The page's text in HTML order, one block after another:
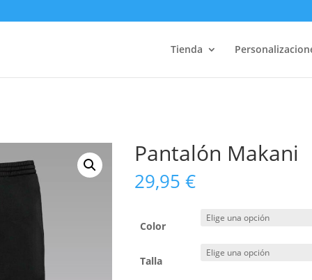
Tienda
Pantalón Makani
29,95€
Color
Talla